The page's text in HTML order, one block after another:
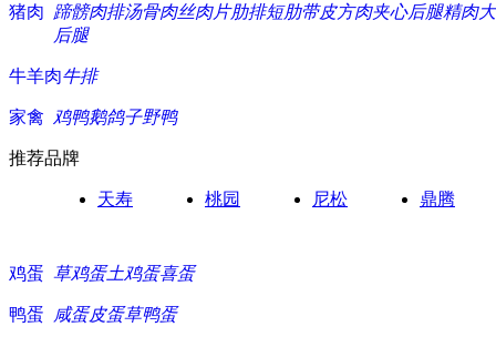
猪肉 蹄髈肉排汤骨肉丝肉片肋排短肋带皮方肉夹心后腿精肉
后腿
牛羊肉牛排
家禽 鸡鸭鹅鸽子野鸭
推荐品牌
天寿 桃园 尼松 鼎腾
鸡蛋 草鸡蛋土鸡蛋喜蛋
鸭蛋 咸蛋皮蛋草鸭蛋